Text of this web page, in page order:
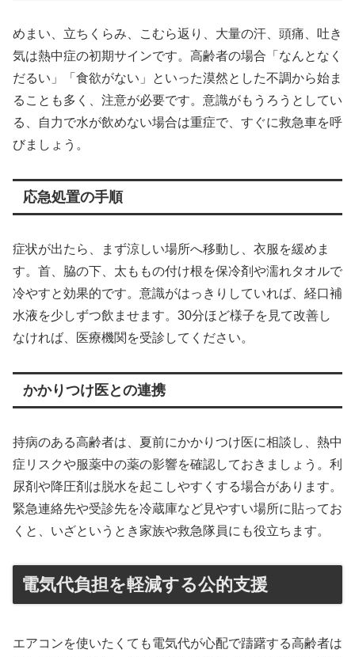
めまい、立ちくらみ、こむら返り、大量の汗、頭痛、吐き
気は熱中症の初期サインです。高齢者の場合「なんとなく
だるい」「食欲がない」といった漠然とした不調から始ま
ることも多く、注意が必要です。意識がもうろうとしてい
る、自力で水が飲めない場合は重症で、すぐに救急車を呼
びましょう。
応急処置の手順
症状が出たら、まず涼しい場所へ移動し、衣服を緩めま
す。首、脇の下、太ももの付け根を保冷剤や濡れタオルで
冷やすと効果的です。意識がはっきりしていれば、経口補
水液を少しずつ飲ませます。30分ほど様子を見て改善し
なければ、医療機関を受診してください。
かかりつけ医との連携
持病のある高齢者は、夏前にかかりつけ医に相談し、熱中
症リスクや服薬中の薬の影響を確認しておきましょう。利
尿剤や降圧剤は脱水を起こしやすくする場合があります。
緊急連絡先や受診先を冷蔵庫など見やすい場所に貼ってお
くと、いざというとき家族や救急隊員にも役立ちます。
電気代負担を軽減する公的支援
エアコンを使いたくても電気代が心配で躊躇する高齢者は